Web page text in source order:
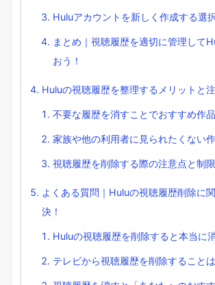
Huluアカウントを新しく作成する選
まとめ｜視聴履歴を適切に管理して
おう！
Huluの視聴履歴を整理するメリットと
不要な履歴を消すことでおすすめ作
家族や他の利用者に見られたくない
視聴履歴を削除する際の注意点と制限
よくある質問｜Huluの視聴履歴削除に
決！
Huluの視聴履歴を削除すると本当に
テレビから視聴履歴を削除すること